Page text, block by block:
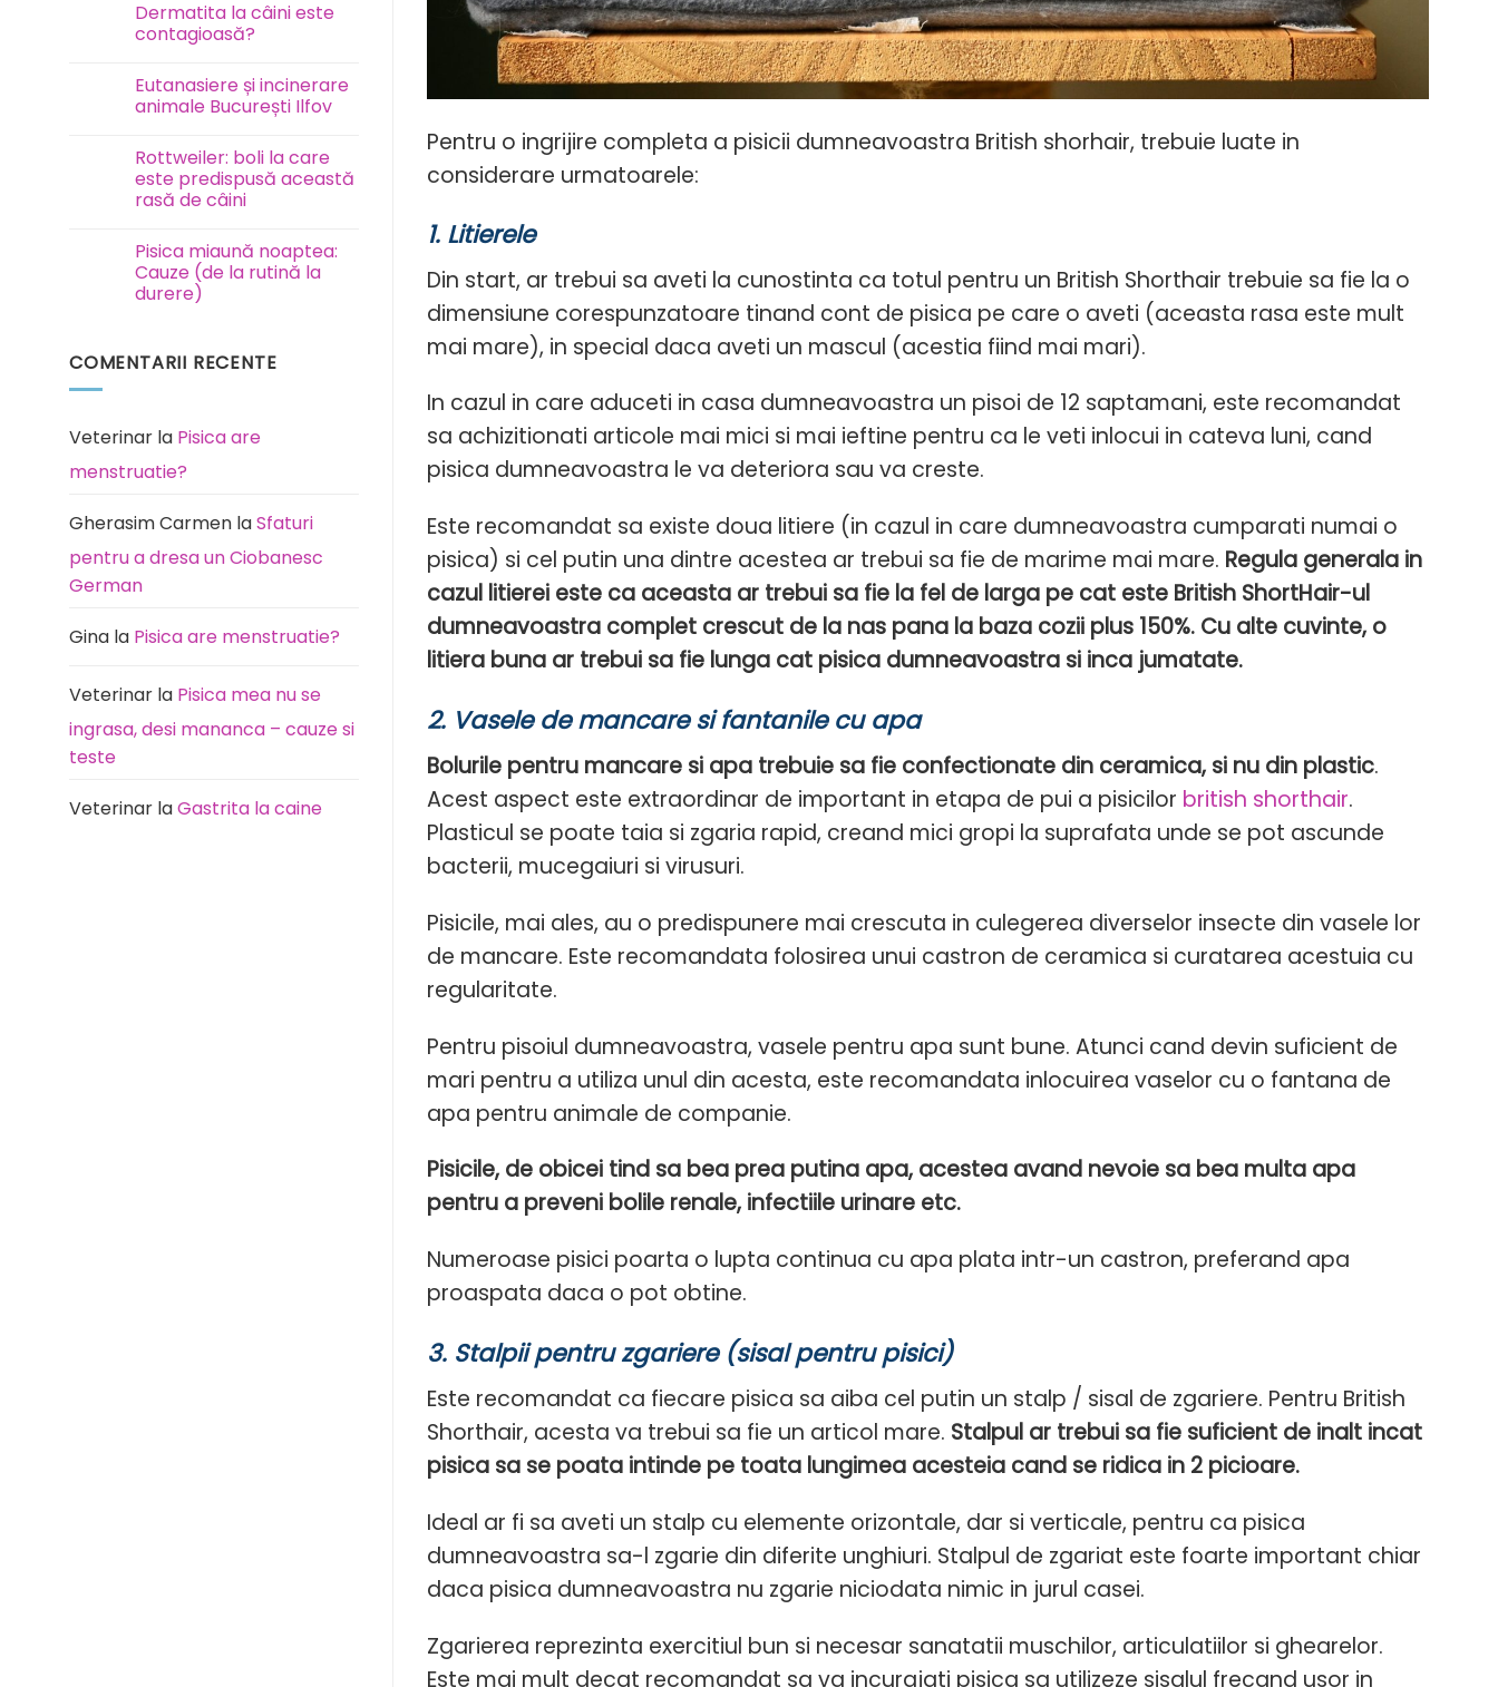
Test
FAVN
la
pisici
Dermatita la câini este
contagioasă?
la
Dermatita
la
contagioasă?
Eutanasiere și incinerare
animale București Ilfov
la
Eutanasiere
și
incinerare
Ilfov
Rottweiler: boli la care
este predispusă această
rasă de câini
la
Rottweiler:
boli
la
această
rasă
Pisica miaună noaptea:
Cauze (de la rutină la
durere)
Pisica
la
rutină
durere)
COMENTARII RECENTE
Veterinar la Pisica are
menstruatie?
Gherasim Carmen laSfaturi
pentru a dresa un Ciobanesc
German
Gina la Pisica are menstruatie?
Veterinar la Pisica mea nu se
ingrasa, desi mananca – cauze si
teste
Veterinar laGastrita la caine
Pentru o ingrijire completa a pisicii dumneavoastra British shorhair, trebuie luate in
considerare urmatoarele:
1. Litierele
Din start, ar trebui sa aveti la cunostinta ca totul pentru un British Shorthair trebuie sa fie la o
dimensiune corespunzatoare tinand cont de pisica pe care o aveti (aceasta rasa este mult
mai mare), in special daca aveti un mascul (acestia fiind mai mari).
In cazul in care aduceti in casa dumneavoastra un pisoi de 12 saptamani, este recomandat
sa achizitionati articole mai mici si mai ieftine pentru ca le veti inlocui in cateva luni, cand
pisica dumneavoastra le va deteriora sau va creste.
Este recomandat sa existe doua litiere (in cazul in care dumneavoastra cumparati numai o
pisica) si cel putin una dintre acestea ar trebui sa fie de marime mai mare. Regula generala in
cazul litierei este ca aceasta ar trebui sa fie la fel de larga pe cat este British ShortHair-ul
dumneavoastra complet crescut de la nas pana la baza cozii plus 150%. Cu alte cuvinte, o
litiera buna ar trebui sa fie lunga cat pisica dumneavoastra si inca jumatate.
2. Vasele de mancare si fantanile cu apa
Bolurile pentru mancare si apa trebuie sa fie confectionate din ceramica, si nu din plastic.
Acest aspect este extraordinar de important in etapa de pui a pisicilor british shorthair.
Plasticul se poate taia si zgaria rapid, creand mici gropi la suprafata unde se pot ascunde
bacterii, mucegaiuri si virusuri.
Pisicile, mai ales, au o predispunere mai crescuta in culegerea diverselor insecte din vasele lor
de mancare. Este recomandata folosirea unui castron de ceramica si curatarea acestuia cu
regularitate.
Pentru pisoiul dumneavoastra, vasele pentru apa sunt bune. Atunci cand devin suficient de
mari pentru a utiliza unul din acesta, este recomandata inlocuirea vaselor cu o fantana de
apa pentru animale de companie.
Pisicile, de obicei tind sa bea prea putina apa, acestea avand nevoie sa bea multa apa
pentru a preveni bolile renale, infectiile urinare etc.
Numeroase pisici poarta o lupta continua cu apa plata intr-un castron, preferand apa
proaspata daca o pot obtine.
3. Stalpii pentru zgariere (sisal pentru pisici)
Este recomandat ca fiecare pisica sa aiba cel putin un stalp / sisal de zgariere. Pentru British
Shorthair, acesta va trebui sa fie un articol mare. Stalpul ar trebui sa fie suficient de inalt incat
pisica sa se poata intinde pe toata lungimea acesteia cand se ridica in 2 picioare.
Ideal ar fi sa aveti un stalp cu elemente orizontale, dar si verticale, pentru ca pisica
dumneavoastra sa-l zgarie din diferite unghiuri. Stalpul de zgariat este foarte important chiar
daca pisica dumneavoastra nu zgarie niciodata nimic in jurul casei.
Zgarierea reprezinta exercitiul bun si necesar sanatatii muschilor, articulatiilor si ghearelor.
Este mai mult decat recomandat sa va incurajati pisica sa utilizeze sisalul frecand usor in